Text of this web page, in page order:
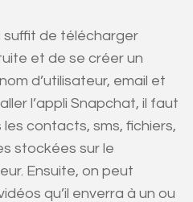
suffit de télécharger
et de se créer un
d’utilisateur, email et
l’appli Snapchat, il faut
contacts, sms, fichiers,
stockées sur le
Ensuite, on peut
qu’il enverra à un ou